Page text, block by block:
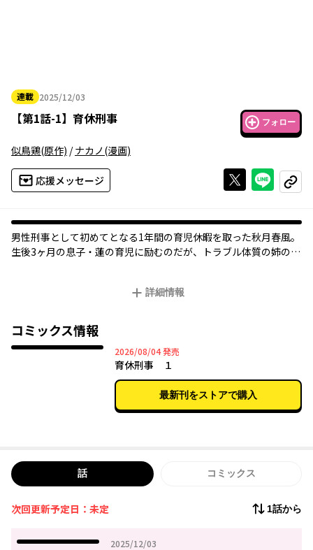
連載 2025/12/03
2025年12月03日
【第1話-1】 育休刑事 フォロー
似鳥鶏(原作) /ナカノ (漫画)
応援メッセージ Xで投稿する
ライン
コピー
男性刑事として初めてとなる1年間の育児休暇を取った秋月春風。
生後3ヶ月の息子・蓮の育児に励むのだが、トラブル体質の姉のせ
詳細情報
コミックス情報
2026/08/042026年08月04日
発売
育休刑事 １
最新刊をストアで購入
話 コミックス
次回更新予定日：未定 1話から
2025/12/03
2025年12月03日